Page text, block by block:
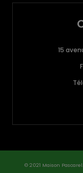
15
© 2021 Maison